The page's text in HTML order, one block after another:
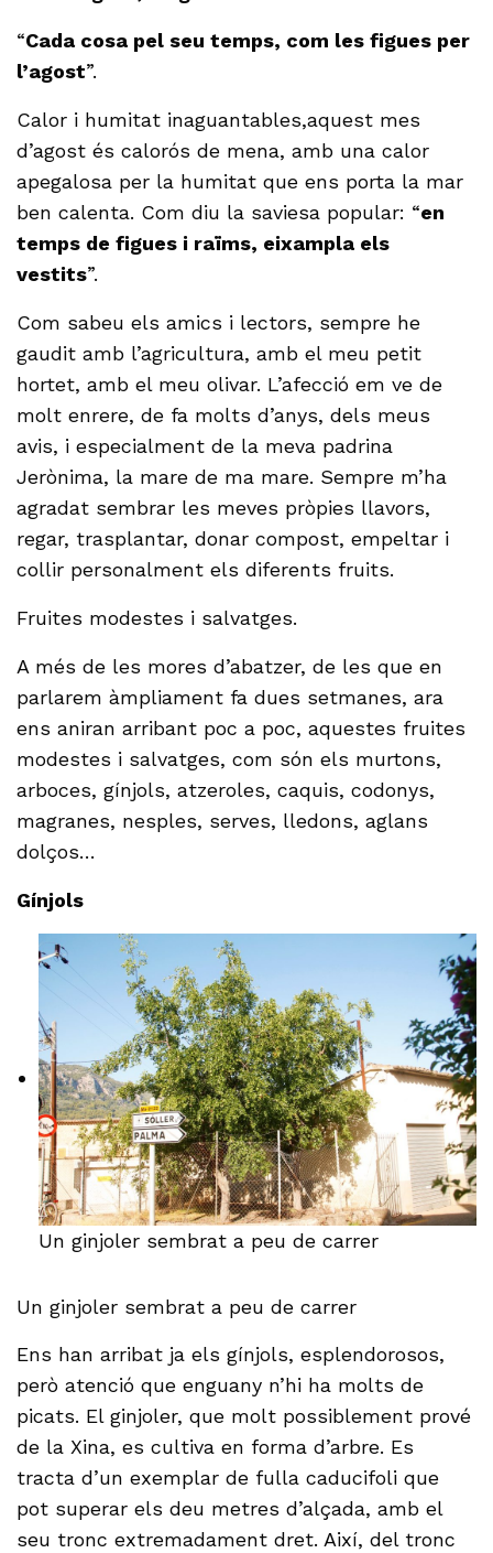
“Cada cosa pel seu temps, com les figues per
l’agost”.
Calor i humitat inaguantables,aquest mes
d’agost és calorós de mena, amb una calor
apegalosa per la humitat que ens porta la mar
ben calenta. Com diu la saviesa popular: “en
temps de figues i raïms, eixampla els
vestits”.
Com sabeu els amics i lectors, sempre he
gaudit amb l’agricultura, amb el meu petit
hortet, amb el meu olivar. L’afecció em ve de
molt enrere, de fa molts d’anys, dels meus
avis, i especialment de la meva padrina
Jerònima, la mare de ma mare. Sempre m’ha
agradat sembrar les meves pròpies llavors,
regar, trasplantar, donar compost, empeltar i
collir personalment els diferents fruits.
Fruites modestes i salvatges.
A més de les mores d’abatzer, de les que en
parlarem àmpliament fa dues setmanes, ara
ens aniran arribant poc a poc, aquestes fruites
modestes i salvatges, com són els murtons,
arboces, gínjols, atzeroles, caquis, codonys,
magranes, nesples, serves, lledons, aglans
dolços…
Gínjols
Un ginjoler sembrat a peu de carrer
Un ginjoler sembrat a peu de carrer
Ens han arribat ja els gínjols, esplendorosos,
però atenció que enguany n’hi ha molts de
picats. El ginjoler, que molt possiblement prové
de la Xina, es cultiva en forma d’arbre. Es
tracta d’un exemplar de fulla caducifoli que
pot superar els deu metres d’alçada, amb el
seu tronc extremadament dret. Així, del tronc